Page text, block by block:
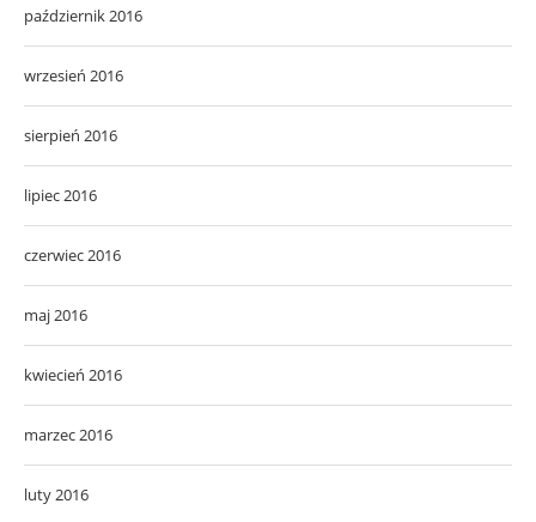
październik 2016
wrzesień 2016
sierpień 2016
lipiec 2016
czerwiec 2016
maj 2016
kwiecień 2016
marzec 2016
luty 2016